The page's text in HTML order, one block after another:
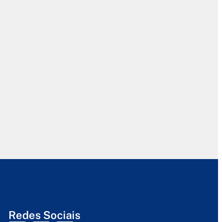
Redes Sociais